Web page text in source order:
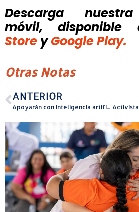
Descarga
móvil, disponible
Store y Google Play.
Otras Notas
ANTERIOR
Apoyarán con inteligencia artificial los servicios a personas sin hogar